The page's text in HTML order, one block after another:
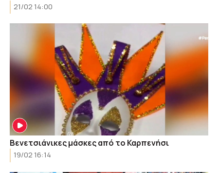
21/02 14:00
Βενετσιάνικες μάσκες από το Καρπενήσι
19/02 16:14